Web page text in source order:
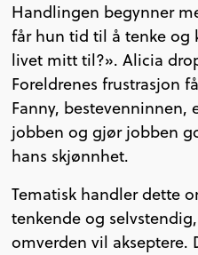
Handlingen begynner
får hun tid til å tenke og
livet mitt til?». Alicia
Foreldrenes frustrasjon
Fanny, bestevenninnen,
jobben og gjør jobben
hans skjønnhet.
Tematisk handler dette
tenkende og
omverden vil